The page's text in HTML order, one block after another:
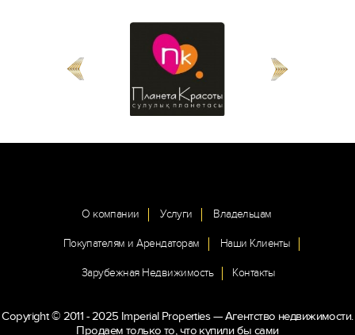
О компании Услуги Владельцам
Покупателям и Арендаторам Наши Клиенты
Зарубежная Недвижимость Контакты
Copyright © 2011 - 2025 Imperial Properties — Агентство недвижимости.
Продаем только то, что купили бы сами